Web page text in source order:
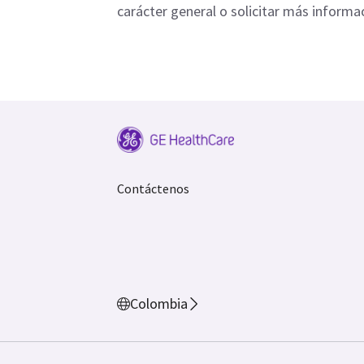
carácter general o solicitar más
Contáctenos
Colombia